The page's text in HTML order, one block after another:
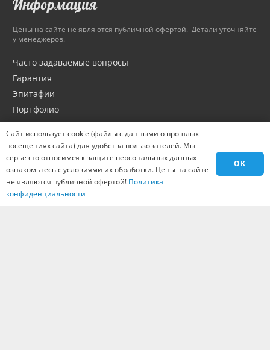
Информация
Цены на сайте не являются публичной офертой. Детали уточняйте
у менеджеров.
Часто задаваемые вопросы
Гарантия
Эпитафии
Портфолио
Оптовикам
Материалы
Города
Контакты
Вакансии
Сайт использует cookie (файлы с данными о прошлых
посещениях сайта) для удобства пользователей. Мы
серьезно относимся к защите персональных данных —
ознакомьтесь с условиями их обработки. Цены на сайте
не являются публичной офертой! Политика
конфиденциальности
OK